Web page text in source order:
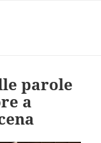
parole
a